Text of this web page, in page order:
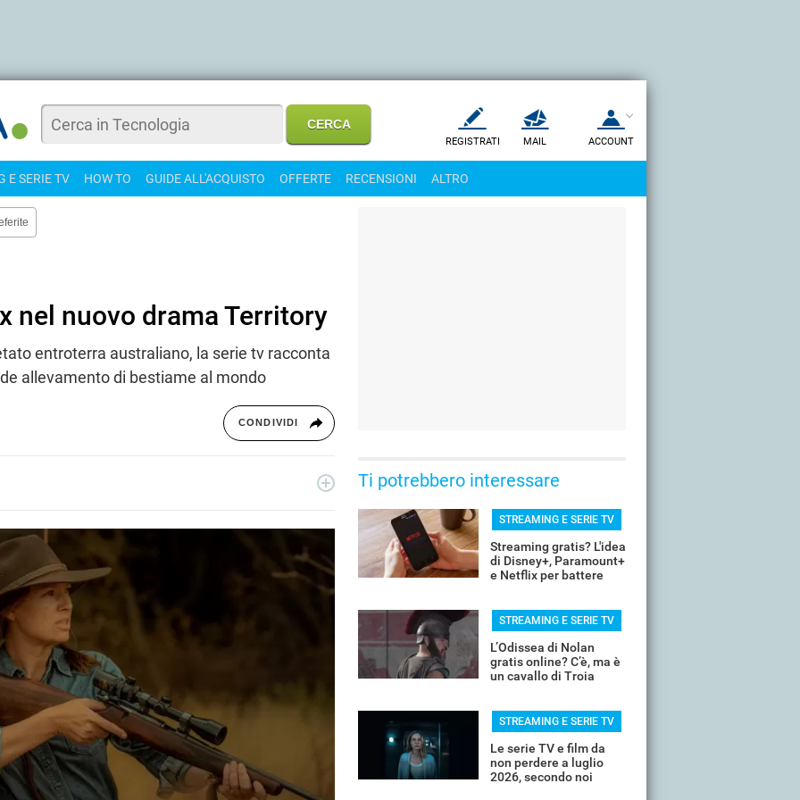
REGISTRATI MAIL ACCOUNT
E SERIE TV HOW TO GUIDE ALL'ACQUISTO OFFERTE RECENSIONI ALTRO
nel nuovo drama Territory
entroterra australiano, la serie tv racconta
allevamento di bestiame al mondo
CONDIVIDI
Ti potrebbero interessare
STREAMING E SERIE TV
Streaming gratis? L'idea
di Disney+, Paramount+
e Netflix per battere
STREAMING E SERIE TV
L’Odissea di Nolan
gratis online? C’è, ma è
un cavallo di Troia
STREAMING E SERIE TV
Le serie TV e film da
non perdere a luglio
2026, secondo noi